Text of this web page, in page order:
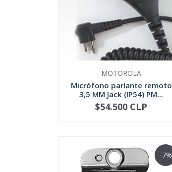
MOTOROLA
Micrófono parlante remoto
3,5 MM Jack (IP54) PM...
+
$54.500 CLP
-7%